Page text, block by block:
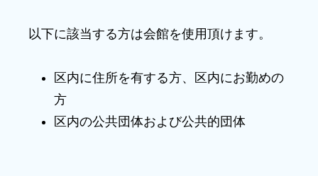
以下に該当する方は会館を使用頂けます。
区内に住所を有する方、区内にお勤めの
方
区内の公共団体および公共的団体